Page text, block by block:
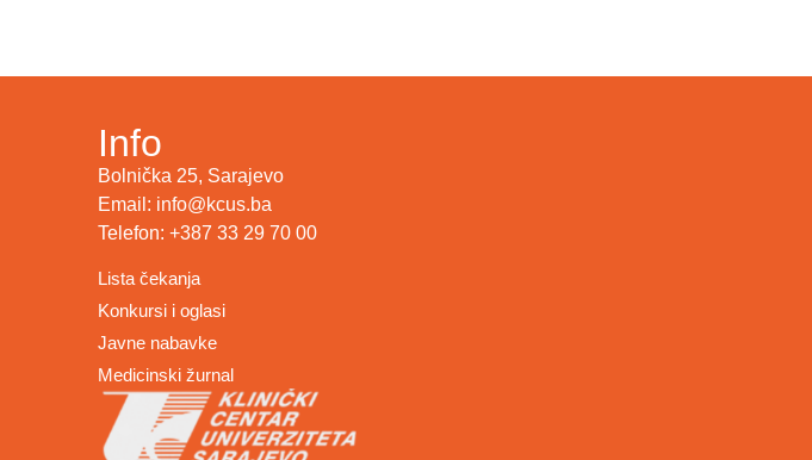
Info
Bolnička 25, Sarajevo
Email: info@kcus.ba
Telefon: +387 33 29 70 00
Lista čekanja
Konkursi i oglasi
Javne nabavke
Medicinski žurnal